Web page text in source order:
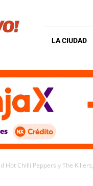
LA CIUDAD
Hot Chilli Peppers y The